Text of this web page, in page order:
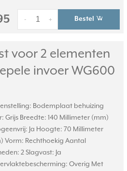
+
- Bestel
voor 2 elementen
invoer WG600
Bodemplaat behuizing
Grijs Breedte: 140 Millimeter (mm)
Ja Hoogte: 70 Millimeter
Vorm: Rechthoekig Aantal
2 Slagvast: Ja
Overig Met